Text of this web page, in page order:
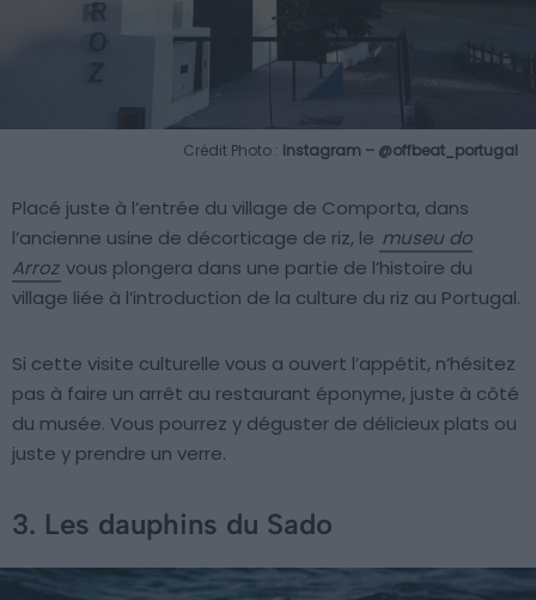
Crédit Photo : Instagram – @offbeat_portugal
Placé juste à l’entrée du village de Comporta, dans
l’ancienne usine de décorticage de riz, le museu do
Arroz vous plongera dans une partie de l’histoire du
village liée à l’introduction de la culture du riz au Portugal.
Si cette visite culturelle vous a ouvert l’appétit, n’hésitez
pas à faire un arrêt au restaurant éponyme, juste à côté
du musée. Vous pourrez y déguster de délicieux plats ou
juste y prendre un verre.
3. Les dauphins du Sado